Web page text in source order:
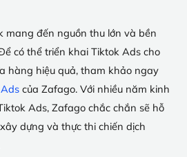
mang đến nguồn thu lớn và bền
có thể triển khai Tiktok Ads cho
hàng hiệu quả, tham khảo ngay
của Zafago. Với nhiều năm kinh
Ads, Zafago chắc chắn sẽ hỗ
dựng và thực thi chiến dịch